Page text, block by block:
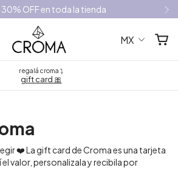
OFF en toda la tienda
MX
regalá croma ⤵
gift card 🎀
❤️ La gift card de Croma es una tarjeta
valor, personalizala y recibila por